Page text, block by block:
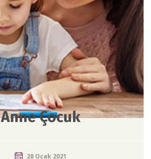
Anne Çocuk
28 Ocak 2021